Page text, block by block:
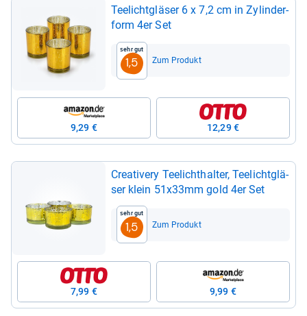
Tee­licht­glä­ser 6 x 7,2 cm in Zylin­der­
form 4er Set
Sehr gut
1,5 Zum Produkt
9,29 € 12,29 €
Crea­ti­very Tee­licht­hal­ter, Tee­licht­glä­
ser klein 51x33mm gold 4er Set
Sehr gut
1,5 Zum Produkt
7,99 € 9,99 €